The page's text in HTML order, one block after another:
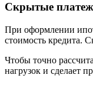
Скрытые
При оформлении
стоимость кредита.
Чтобы точно
нагрузок и сделает